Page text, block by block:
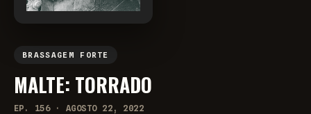
BRASSAGEM FORTE
MALTE: TORRADO
EP. 156 · AGOSTO 22, 2022